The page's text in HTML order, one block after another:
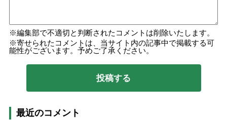
編集部で不適切と判断されたコメントは削除いたします。
寄せられたコメントは、当サイト内の記事中で掲載する可
能性がございます。予めご了承ください。
最近のコメント